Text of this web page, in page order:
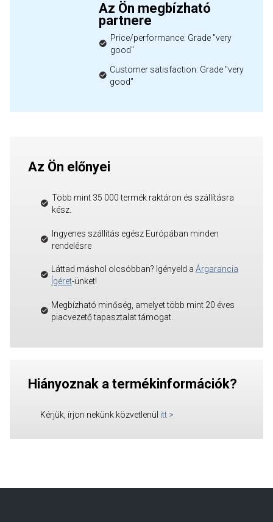
Az Ön megbízható
partnere
Price/performance: Grade "very
good"
Customer satisfaction: Grade "very
good"
Az Ön előnyei
Több mint 35 000 termék raktáron és szállításra
kész.
Ingyenes szállítás egész Európában minden
rendelésre
Láttad máshol olcsóbban? Igényeld a Árgarancia
Ígéret-ünket!
Megbízható minőség, amelyet több mint 20 éves
piacvezető tapasztalat támogat.
Hiányoznak a termékinformációk?
Kérjük, írjon nekünk közvetlenül itt >